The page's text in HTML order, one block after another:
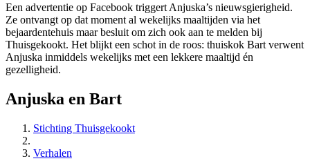
Een advertentie op Facebook triggert Anjuska’s nieuwsgierigheid.
Ze ontvangt op dat moment al wekelijks maaltijden via het
bejaardentehuis maar besluit om zich ook aan te melden bij
Thuisgekookt. Het blijkt een schot in de roos: thuiskok Bart verwent
Anjuska inmiddels wekelijks met een lekkere maaltijd én
gezelligheid.
Anjuska en Bart
Stichting Thuisgekookt
Verhalen